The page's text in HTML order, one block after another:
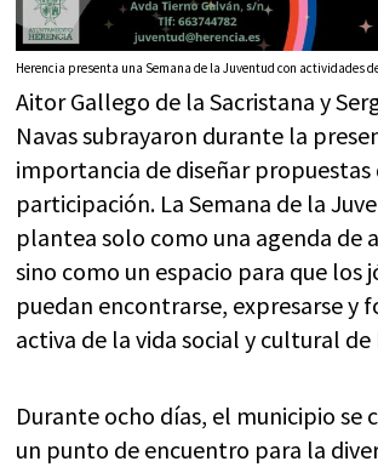
Herencia presenta una Semana de la Juventud con actividades
Aitor Gallego de la Sacristana y
Navas subrayaron durante la
importancia de diseñar propuestas
participación. La Semana de la
plantea solo como una agenda de
sino como un espacio para que los
puedan encontrarse, expresarse y
activa de la vida social y cultural de
Durante ocho días, el municipio se
un punto de encuentro para la